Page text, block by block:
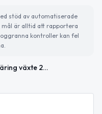
stöd av automatiserade
mål är alltid att rapportera
kontroller kan fel
Skånes besöksnäring växte 2025 – utländska besökare stod för 16 miljarder